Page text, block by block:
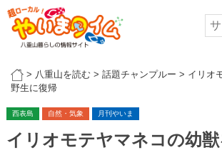
> 八重山を読む > 話題チャンプルー > イリオ
野生に復帰
西表島 自然・気象 月刊やいま
イリオモテヤマネコの幼